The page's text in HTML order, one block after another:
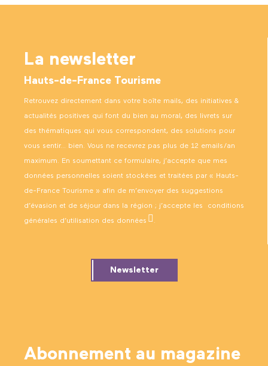
La newsletter
Hauts-de-France Tourisme
Retrouvez directement dans votre boîte mails, des initiatives &
actualités positives qui font du bien au moral, des livrets sur
des thématiques qui vous correspondent, des solutions pour
vous sentir… bien. Vous ne recevrez pas plus de 12 emails/an
maximum. En soumettant ce formulaire, j’accepte que mes
données personnelles soient stockées et traitées par « Hauts-
de-France Tourisme » afin de m’envoyer des suggestions
d’évasion et de séjour dans la région ; j’accepte les conditions
générales d’utilisation des données .
Newsletter
Abonnement au magazine